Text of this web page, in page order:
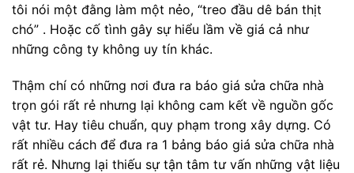
tôi nói một đằng làm một nẻo, “treo đầu dê bán thịt
chó” . Hoặc cố tình gây sự hiểu lầm về giá cả như
những công ty không uy tín khác.
Thậm chí có những nơi đưa ra báo giá sửa chữa nhà
trọn gói rất rẻ nhưng lại không cam kết về nguồn gốc
vật tư. Hay tiêu chuẩn, quy phạm trong xây dựng. Có
rất nhiều cách để đưa ra 1 bảng báo giá sửa chữa nhà
rất rẻ. Nhưng lại thiếu sự tận tâm tư vấn những vật liệu